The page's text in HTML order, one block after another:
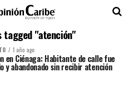
tagged "atención"
1 año ago
en Ciénaga: Habitante de calle fue
y abandonado sin recibir atención